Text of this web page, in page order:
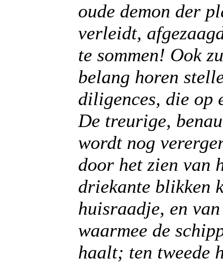
oude demon der
verleidt,
te sommen! Ook
belang horen
diligences, die op
De treurige,
wordt nog
door het zien van
driekante blikken
huisraadje, en
waarmee de
haalt; ten tweede